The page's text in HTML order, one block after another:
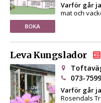
BOKA
Varför går
mat och
Leva Kungslador
073-
Varför går
Rosendals